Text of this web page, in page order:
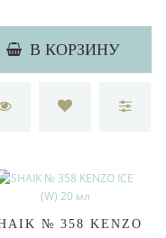
В КОРЗИНУ
№ 358 KENZO